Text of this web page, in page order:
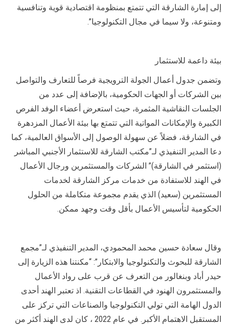
إلى إمارة الشارقة التي تتمتع بمنظومة اقتصادية قوية وتنافسية
ومتنوعة، ولا سيما في مجال التكنولوجيا”.
بيئة داعمة للاستثمار
وتضمن جدول أعمال الجولة الترويجية فرصاً للتعارف والتواصل
بين الشركات أو الجهات الحكومية، بالإضافة إلى عدد من
الجلسات النقاشية المثمرة، حيث استعرض أعضاء الوفد الفرص
الكبيرة والإمكانات المواتية التي تتمتع بها بيئة الأعمال المزدهرة
في الشارقة، فضلاً عن سهولة الوصول إلى الأسواق العالمية، كما
دعا المدير التنفيذي لـ”مكتب الشارقة للاستثمار الأجنبي المباشر
(استثمر في الشارقة)” الشركات والمستثمرين ورجال الأعمال
في الهند للاستفادة من خدمات مركز الشارقة لخدمات
المستثمرين (سعيد) الذي يقدم مجموعة متكاملة من الحلول
الحكومية لتأسيس الأعمال بأقل وقت وجهد ممكن.
وقال سعادة حسين محمد المحمودي، المدير التنفيذي لـ”مجمع
الشارقة للبحوث والتكنولوجيا والابتكار”: “مكنتنا هذه الزيارة إلى
حيدر أباد وبنغالور من التعرف عن قرب على رواد الأعمال
والمستثمرون الهنود في القطاعات التقنية. اذ تعتبر الهند أحدى
الدول الهامة التي تولي التكنولوجيا والصناعات التي تركز على
المستقبل الاهتمام الأكبر. في عام 2022 ، كان لدى الهند أكثر من